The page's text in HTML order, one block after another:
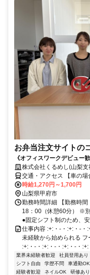
お弁当注文サイトの
《オフィスワークデビュー
株式会社くるめし(山梨支
交通・アクセス 【車の
駅、国母駅 - 【バスの場合】 ・甲府駅バスターミナルから国母小学校
を下車、徒歩10分
時給1,270円～1,700円
山梨県甲府市
勤務時間詳細 【勤務時
18：00（休憩60分） ※
●固定シフト制のため、
仕事内容 :+:・-・:+:・-・
未経験から始められる
:+:・-・:+:・-・:+:・-・:+:
業界未経験者歓迎 社員登用あり
シフト自由
学歴不問 車通勤OK
経験者歓迎
ネイルOK 研修あり